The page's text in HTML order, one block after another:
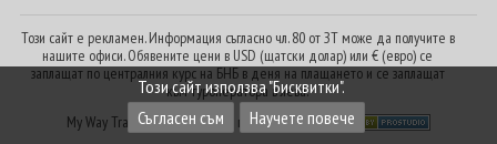
Този сайт е рекламен. Информация съгласно чл. 80 от ЗТ може да получите в
нашите офиси. Обявените цени в USD (щатски долар) или € (евро) се
заплащат по централния курс на БНБ в деня на плащането и се заплащат
към туроператора в лева.
My Way Travel © 2016. Всички права запазени
Този сайт използва "Бисквитки".
Съгласен съм
Научете повече